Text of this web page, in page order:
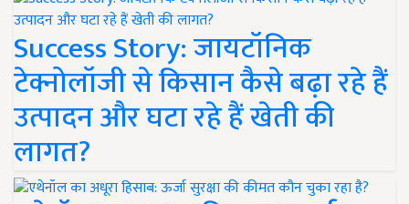
Success Story: जायटॉनिक
टेक्नोलॉजी से किसान कैसे बढ़ा रहे हैं
उत्पादन और घटा रहे हैं खेती की
लागत?